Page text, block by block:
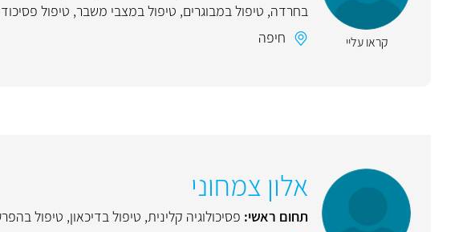
קראו עליי
בחרדה, טיפול במבוגרים, טיפול במצבי משבר, טיפול
חיפה
אלון צמחוני
תחום ראשי: פסיכולוגיה קלינית, טיפול בדיכאון, טיפול